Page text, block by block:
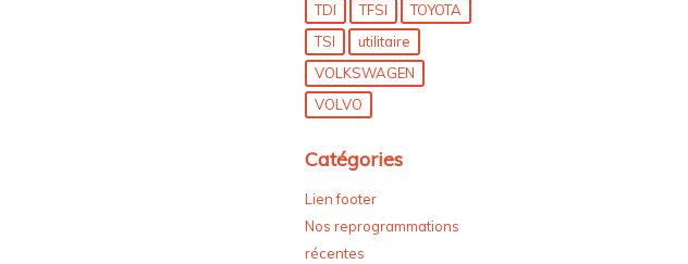
TDI
TFSI
TOYOTA
TSI
utilitaire
VOLKSWAGEN
VOLVO
Catégories
Lien footer
Nos reprogrammations
récentes